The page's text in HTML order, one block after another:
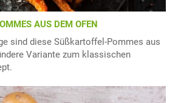
AUS DEM OFEN
sind diese Süßkartoffel-Pommes aus
Variante zum klassischen